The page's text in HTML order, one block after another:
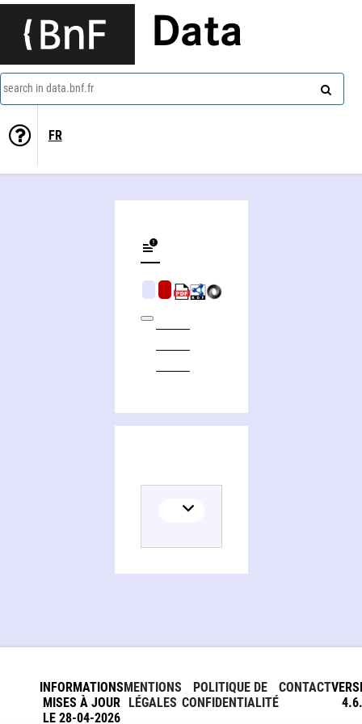
Data
search in data.bnf.fr
FR
INFORMATIONS
MISES À JOUR
LE 28-04-2026
MENTIONS
LÉGALES
POLITIQUE DE
CONFIDENTIALITÉ
CONTACT